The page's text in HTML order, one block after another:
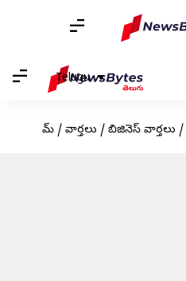
Telugu
హోమ్ / వార్తలు / బిజినెస్ వార్తలు /